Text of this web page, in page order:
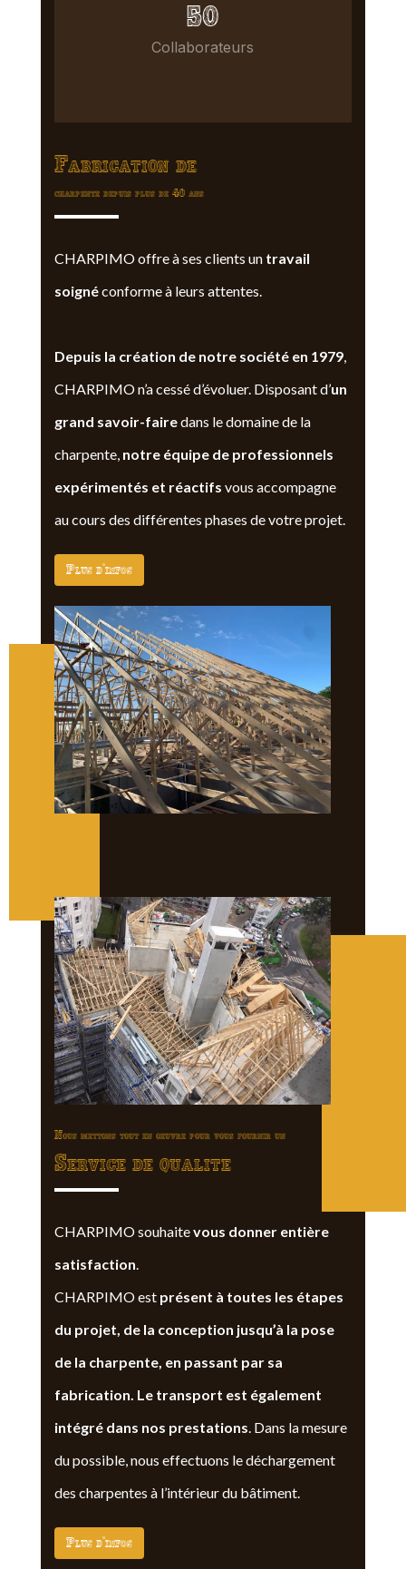
50
Collaborateurs
Fabrication de
charpente depuis plus de 40 ans
CHARPIMO offre à ses clients un travail
soignéconforme à leurs attentes.
Depuis la création de notre société en 1979,
CHARPIMO n’a cessé d’évoluer. Disposant d’un
grand savoir-fairedans le domaine de la
charpente, notre équipe de professionnels
expérimentés et réactifs vous accompagne
au cours des différentes phases de votre projet.
Plus d'infos
Nous mettons tout en oeuvre pour vous fournir un
Service de qualite
CHARPIMO souhaitevous donner entière
satisfaction.
CHARPIMO estprésent à toutes les étapes
du projet, de la conception jusqu’à la pose
de la charpente, en passant par sa
fabrication. Le transport est également
intégré dans nos prestations. Dans la mesure
du possible, nous effectuons le déchargement
des charpentes à l’intérieur du bâtiment.
Plus d'infos